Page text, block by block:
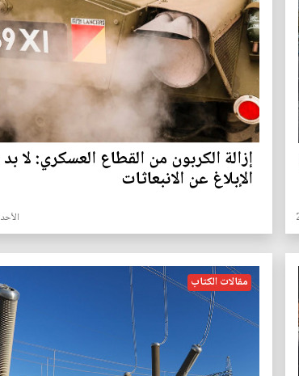
إزالة الكربون من القطاع العسكري: لا
الإبلاغ عن الانبعاثات
الأحد 05 آذار 2023
مقالات الكتاب